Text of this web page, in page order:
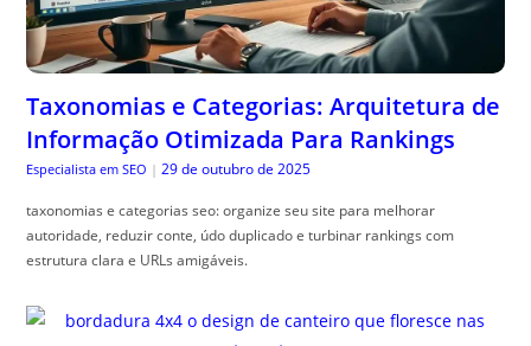
Taxonomias e Categorias: Arquitetura de
Informação Otimizada Para Rankings
Especialista em SEO | 29 de outubro de 2025
taxonomias e categorias seo: organize seu site para melhorar
autoridade, reduzir conte, údo duplicado e turbinar rankings com
estrutura clara e URLs amigáveis.